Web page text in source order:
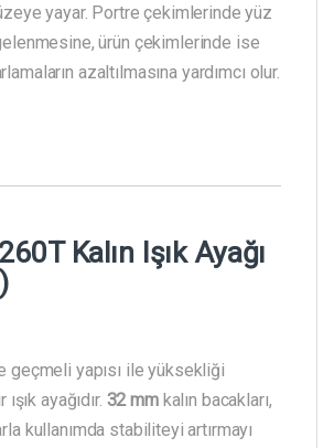
yayar. Portre çekimlerinde yüz
ürün çekimlerinde ise
azaltılmasına yardımcı olur.
Kalın Işık Ayağı
geçmeli yapısı ile yüksekliği
ayağıdır. 32 mmkalın bacakları,
kullanımda stabiliteyi artırmayı